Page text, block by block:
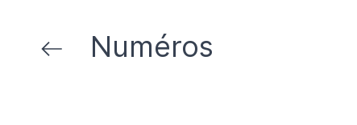
Numéros